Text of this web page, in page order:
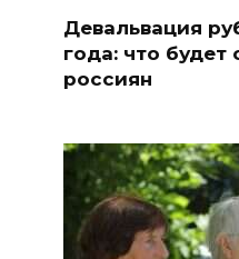
Девальвация
года: что
россиян